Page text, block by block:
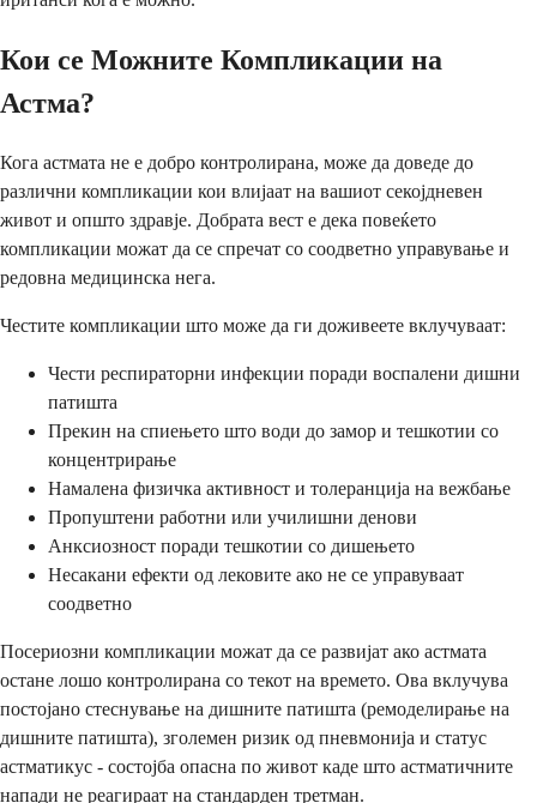
Кои се Можните Компликации на
Астма?
Кога астмата не е добро контролирана, може да доведе до
различни компликации кои влијаат на вашиот секојдневен
живот и општо здравје. Добрата вест е дека повеќето
компликации можат да се спречат со соодветно управување и
редовна медицинска нега.
Честите компликации што може да ги доживеете вклучуваат:
Чести респираторни инфекции поради воспалени дишни
патишта
Прекин на спиењето што води до замор и тешкотии со
концентрирање
Намалена физичка активност и толеранција на вежбање
Пропуштени работни или училишни денови
Анксиозност поради тешкотии со дишењето
Несакани ефекти од лековите ако не се управуваат
соодветно
Посериозни компликации можат да се развијат ако астмата
остане лошо контролирана со текот на времето. Ова вклучува
постојано стеснување на дишните патишта (ремоделирање на
дишните патишта), зголемен ризик од пневмонија и статус
астматикус - состојба опасна по живот каде што астматичните
напади не реагираат на стандарден третман.